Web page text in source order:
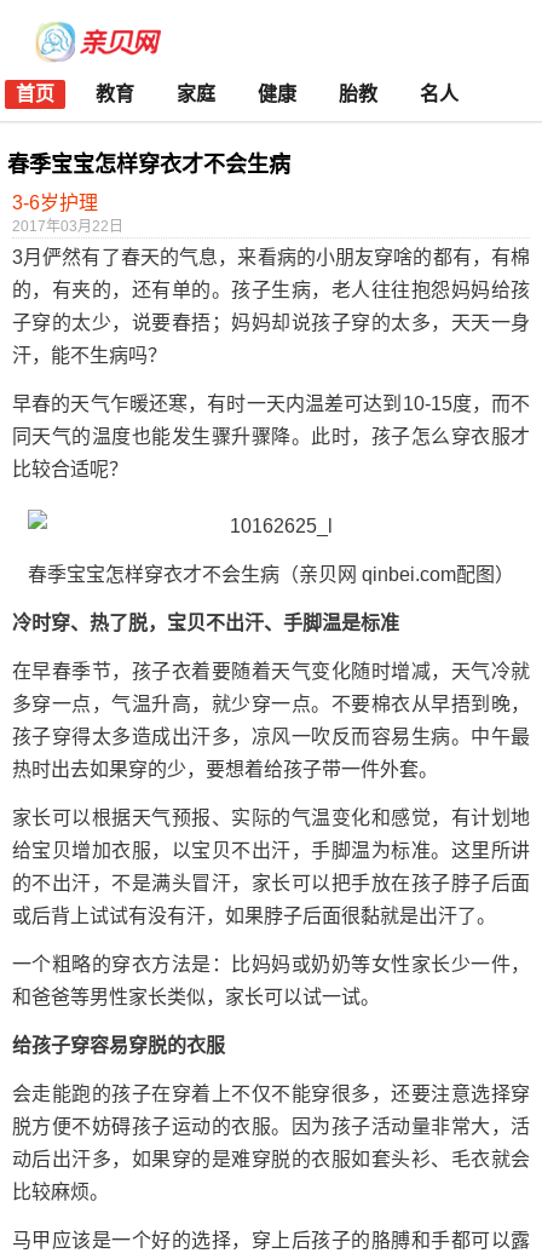
首页 教育 家庭 健康 胎教 名人
春季宝宝怎样穿衣才不会生病
3-6岁护理
2017年03月22日
3月俨然有了春天的气息，来看病的小朋友穿啥的都有，有棉
的，有夹的，还有单的。孩子生病，老人往往抱怨妈妈给孩
子穿的太少，说要春捂；妈妈却说孩子穿的太多，天天一身
汗，能不生病吗？
早春的天气乍暖还寒，有时一天内温差可达到10-15度，而不
同天气的温度也能发生骤升骤降。此时，孩子怎么穿衣服才
比较合适呢？
春季宝宝怎样穿衣才不会生病（亲贝网 qinbei.com配图）
冷时穿、热了脱，宝贝不出汗、手脚温是标准
在早春季节，孩子衣着要随着天气变化随时增减，天气冷就
多穿一点，气温升高，就少穿一点。不要棉衣从早捂到晚，
孩子穿得太多造成出汗多，凉风一吹反而容易生病。中午最
热时出去如果穿的少，要想着给孩子带一件外套。
家长可以根据天气预报、实际的气温变化和感觉，有计划地
给宝贝增加衣服，以宝贝不出汗，手脚温为标准。这里所讲
的不出汗，不是满头冒汗，家长可以把手放在孩子脖子后面
或后背上试试有没有汗，如果脖子后面很黏就是出汗了。
一个粗略的穿衣方法是：比妈妈或奶奶等女性家长少一件，
和爸爸等男性家长类似，家长可以试一试。
给孩子穿容易穿脱的衣服
会走能跑的孩子在穿着上不仅不能穿很多，还要注意选择穿
脱方便不妨碍孩子运动的衣服。因为孩子活动量非常大，活
动后出汗多，如果穿的是难穿脱的衣服如套头衫、毛衣就会
比较麻烦。
马甲应该是一个好的选择，穿上后孩子的胳膊和手都可以露